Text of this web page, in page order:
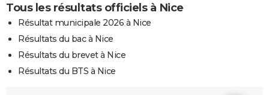
Tous les résultats officiels à Nice
Résultat municipale 2026 à Nice
Résultats du bac à Nice
Résultats du brevet à Nice
Résultats du BTS à Nice